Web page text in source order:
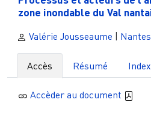
zone inondable du Val
Valérie Jousseaume Nantes
Accès Résumé Index
Accèder au document